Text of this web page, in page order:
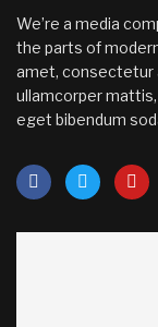
We’re a media
the parts of
amet, consectetur
ullamcorper mattis,
eget bibendum